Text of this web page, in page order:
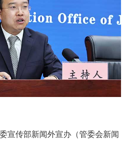
宣传部新闻外宣办（管委会新闻